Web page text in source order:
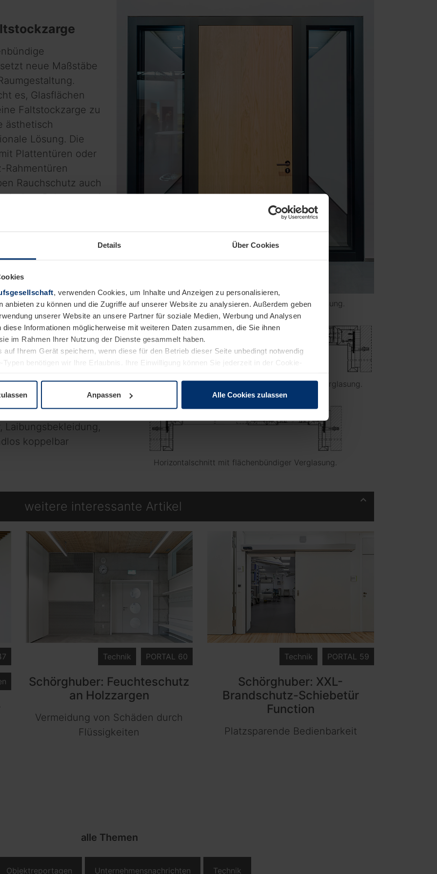
Details Über Cookies
, verwenden Cookies, um Inhalte und Anzeigen zu personalisieren,
anbieten zu können und die Zugriffe auf unserer Website zu analysieren. Außerdem geben
unserer Website an unsere Partner für soziale Medien, Werbung und Analysen
Informationen möglicherweise mit weiteren Daten zusammen, die Sie ihnen
im Rahmen Ihrer Nutzung der Dienste gesammelt haben.
auf Ihrem Gerät speichern, wenn diese für den Betrieb dieser Seite unbedingt notwendig
benötigen wir Ihre Erlaubnis. Ihre Einwilligung können Sie jederzeit in der Cookie-
Anpassen Alle Cookies zulassen
neue Maßstäbe
es, Glasflächen
Faltstockzarge zu
ästhetisch
Lösung. Die
Plattentüren oder
Rahmentüren
Rauchschutz auch
Rahmen und
die Reinigung
Überall dort, wo
Lösung
Ausführung:
Beton,
Rauchschutz,
x Höhe):1500 mm
liegende
Kombi­nierbar mit:
Laibungsbekleidung,
koppelbar
Besonders ästhetisch: flächenbündige Festverglasung.
Horizontalschnitt mit Mittelteil und flächenbündiger Verglasung.
Horizontalschnitt mit flächenbündiger Verglasung.
weitere interessante Artikel keyboard_arrow_up
PORTAL 60
Technik
Schörghuber: Feuchteschutz
an Holzzargen
Vermeidung von Schäden durch
Flüssigkeiten
PORTAL 59
Technik
Schörghuber: XXL-
Brandschutz-Schiebetür
Function
Platzsparende Bedienbarkeit
alle Themen
Objektreportagen Unternehmensnachrichten Technik